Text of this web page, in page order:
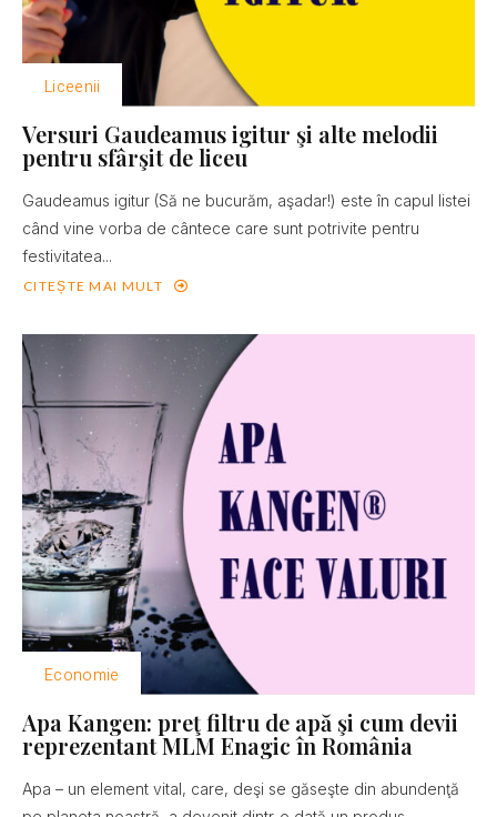
Liceenii
Versuri Gaudeamus igitur şi alte melodii
pentru sfârşit de liceu
Gaudeamus igitur (Să ne bucurăm, aşadar!) este în capul listei
când vine vorba de cântece care sunt potrivite pentru
festivitatea...
CITEȘTE MAI MULT
Economie
Apa Kangen: preţ filtru de apă şi cum devii
reprezentant MLM Enagic în România
Apa – un element vital, care, deşi se găseşte din abundenţă